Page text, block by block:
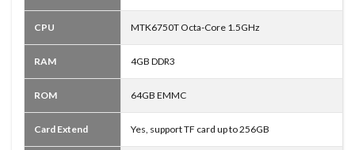
CPU MTK6750T Octa-Core 1.5GHz
RAM 4GB DDR3
ROM 64GB EMMC
Card Extend Yes, support TF card up to 256GB